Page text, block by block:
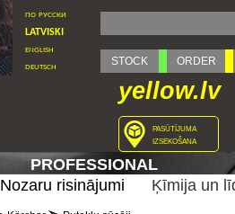
по русски
latviski
english
deutsch
STOCK ORDER
yellow.lv
pasūtījuma
izsekošana
PROFESSIONAL
Nozaru risinājumi
Ķīmija un